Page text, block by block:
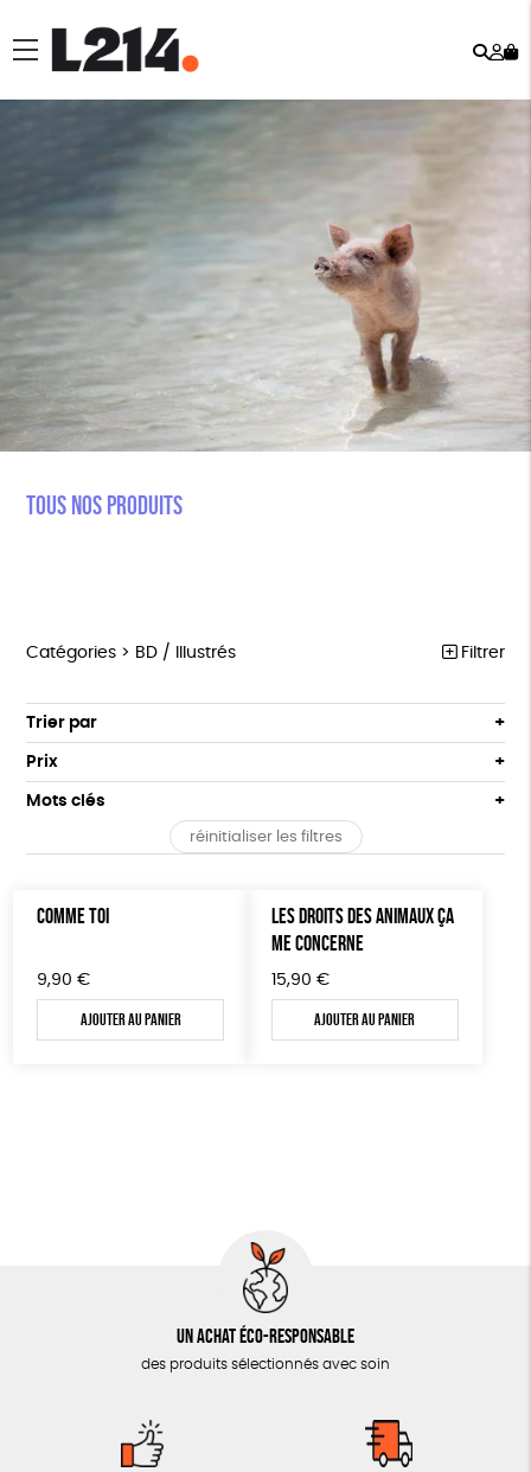
menu
Tous nos produits
Catégories > BD / Illustrés Filtrer
MARCHE POUR LA FERMETURE DES ABATTOIRS
OUTILS MILITANTS
TRACTS
CARTES
OUTILS ÉDUCATIFS
MON JOURNAL ANIMAL
Trier par
Par défaut
Popularité
Prix : du - cher au + cher
Prix
Tous
50 € - 100 €
150 € - 200 €
Mots clés
OEKO-Tex, PETA approuved vegan
réinitialiser les filtres
COMME TOI
9,90 €
Ajouter au panier
LES DROITS DES ANIMAUX ÇA
ME CONCERNE
15,90 €
Ajouter au panier
Un achat éco-responsable
des produits sélectionnés avec soin